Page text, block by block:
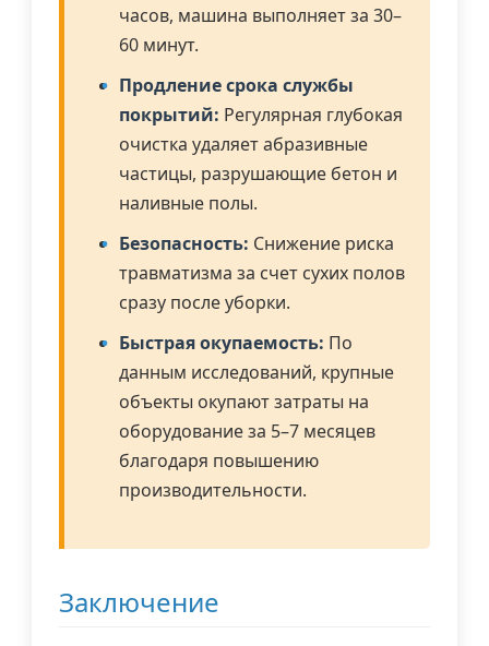
часов, машина выполняет за 30–
60 минут.
Продление срока службы
покрытий: Регулярная глубокая
очистка удаляет абразивные
частицы, разрушающие бетон и
наливные полы.
Безопасность: Снижение риска
травматизма за счет сухих полов
сразу после уборки.
Быстрая окупаемость: По
данным исследований, крупные
объекты окупают затраты на
оборудование за 5–7 месяцев
благодаря повышению
производительности.
Заключение